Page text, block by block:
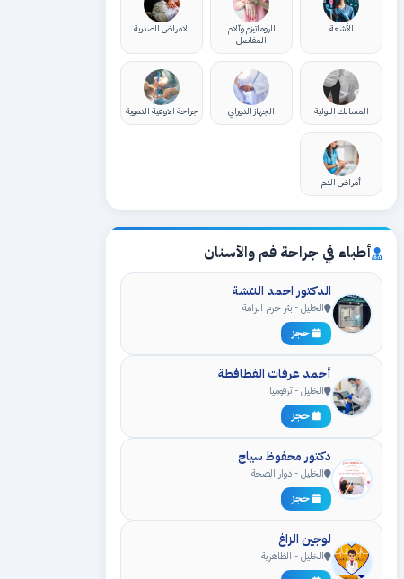
الأشعة
الروماتيزم وآلام
المفاصل
الامراض الصدرية
المسالك البولية الجهاز الدوراني جراحة الاوعية الدموية
أمراض الدم
أطباء في جراحة فم والأسنان
الدكتور احمد النتشة
الخليل - بئر حرم الرامة
حجز
أحمد عرفات الفطافطة
الخليل - ترقوميا
حجز
دكتور محفوظ سياج
الخليل - دوار الصحة
حجز
لوجين الزاغ
الخليل - الظاهرية